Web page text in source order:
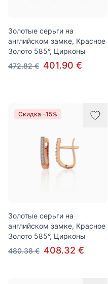
Золотые серьги на
английском замке, Красное
Золото 585°, Цирконы
472.82 € 401.90 €
Скидка -15%
Золотые серьги на
английском замке, Красное
Золото 585°, Цирконы
480.38 € 408.32 €